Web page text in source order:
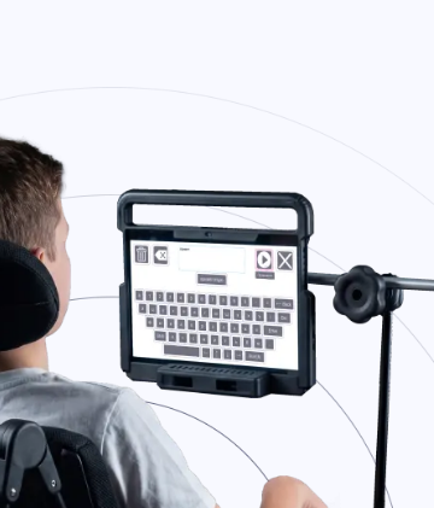
месте, по
подбора ТСР до получения
возьмет на себя всю